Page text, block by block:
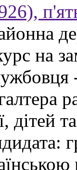
на
дітей